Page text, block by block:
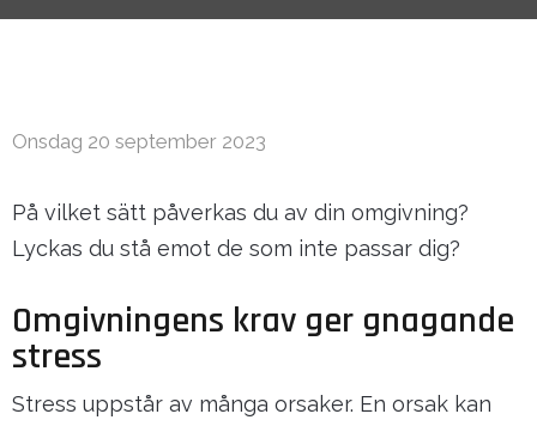
Onsdag 20 september 2023
På vilket sätt påverkas du av din omgivning?
Lyckas du stå emot de som inte passar dig?
Omgivningens krav ger gnagande
stress
Stress uppstår av många orsaker. En orsak kan